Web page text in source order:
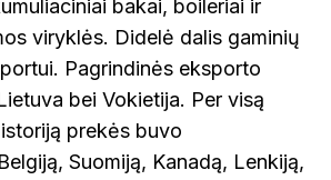
bakai, boileriai ir
viryklės. Didelė dalis gaminių
Pagrindinės eksporto
bei Vokietija. Per visą
prekės buvo
Suomiją, Kanadą, Lenkiją,